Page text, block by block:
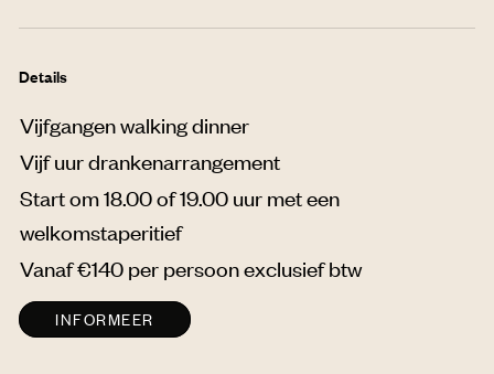
Details
Vijfgangen walking dinner
Vijf uur drankenarrangement
Start om 18.00 of 19.00 uur met een
welkomstaperitief
Vanaf €140 per persoon exclusief btw
INFORMEER